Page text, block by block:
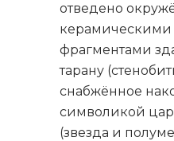
отведено
керамическими
фрагментами
тарану
снабжённое
символикой
(звезда и